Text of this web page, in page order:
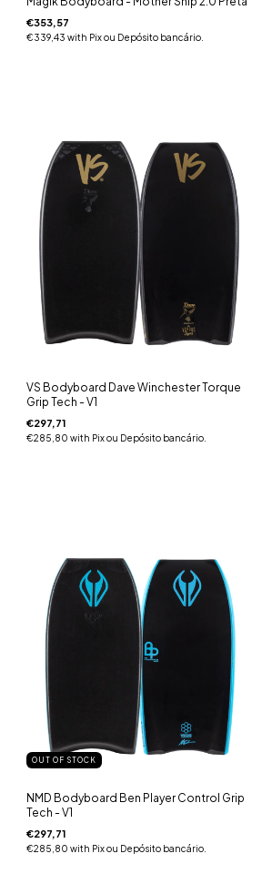
€353,57
€339,43with Pix ou Depósito bancário.
VS Bodyboard Dave Winchester Torque
Grip Tech - V1
€297,71
€285,80with Pix ou Depósito bancário.
OUT OF STOCK
NMD Bodyboard Ben Player Control Grip
Tech - V1
€297,71
€285,80with Pix ou Depósito bancário.